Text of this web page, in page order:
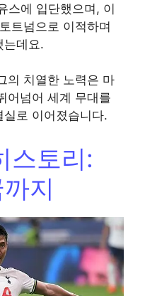
스에 입단했으며, 이
트넘으로 이적하며
는데요.
의 치열한 노력은 마
어넘어 세계 무대를
로 이어졌습니다.
스토리:
지